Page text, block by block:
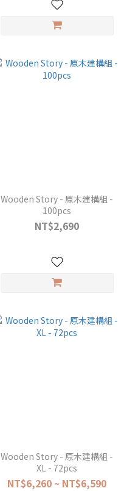
Wooden Story - 原木建構組 -
100pcs
NT$2,690
Wooden Story - 原木建構組 -
XL - 72pcs
NT$6,260 ~ NT$6,590